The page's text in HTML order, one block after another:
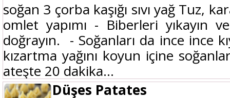
soğan 3 çorba kaşığı sıvı yağ Tuz,
omlet yapımı - Biberleri yıkayın
doğrayın. - Soğanları da ince ince
kızartma yağını koyun içine
ateşte 20 dakika...
Düşes Patates